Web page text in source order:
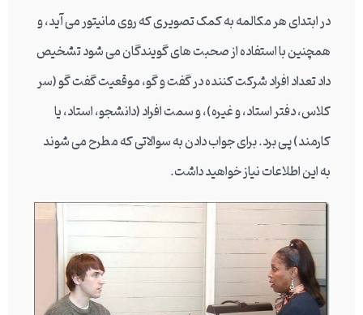
در ابتدای هر مکالمه به کمک تصویری که روی مانیتور می آید، و
همچنین با استفاده از صحبت های گویندگان می شود تشخیص
داد تعداد افراد شرکت کننده در گفت و گو، موقعیت گفت گو (سر
کلاس، دفتر استاد، و غیره)، و سمت افراد (دانشجو، استاد، یا
کارمند) پی برد. برای جواب دادن به سوالاتی که مطرح می شوند
به این اطلاعات نیاز خواهید داشت.